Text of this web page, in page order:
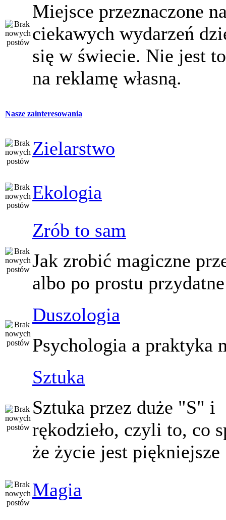
Miejsce przeznaczone
ciekawych wydarzeń
się w świecie. Nie jest
na reklamę własną.
Nasze zainteresowania
Zielarstwo
Ekologia
Zrób to sam
Jak zrobić magiczne
albo po prostu
Duszologia
Psychologia a praktyka
Sztuka
Sztuka przez duże "S" i
rękodzieło, czyli to, co
że życie jest piękniejsze
Magia